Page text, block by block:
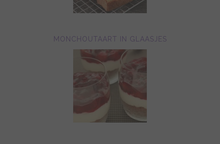
MONCHOUTAART IN GLAASJES